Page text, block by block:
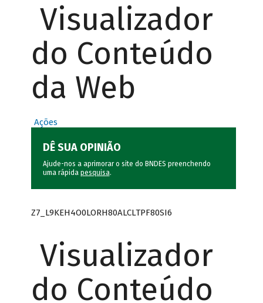
Visualizador
do Conteúdo
da Web
Ações
DÊ SUA OPINIÃO
Ajude-nos a aprimorar o site do BNDES preenchendo
uma rápida pesquisa.
Z7_L9KEH4O0LORH80ALCLTPF80SI6
Visualizador
do Conteúdo